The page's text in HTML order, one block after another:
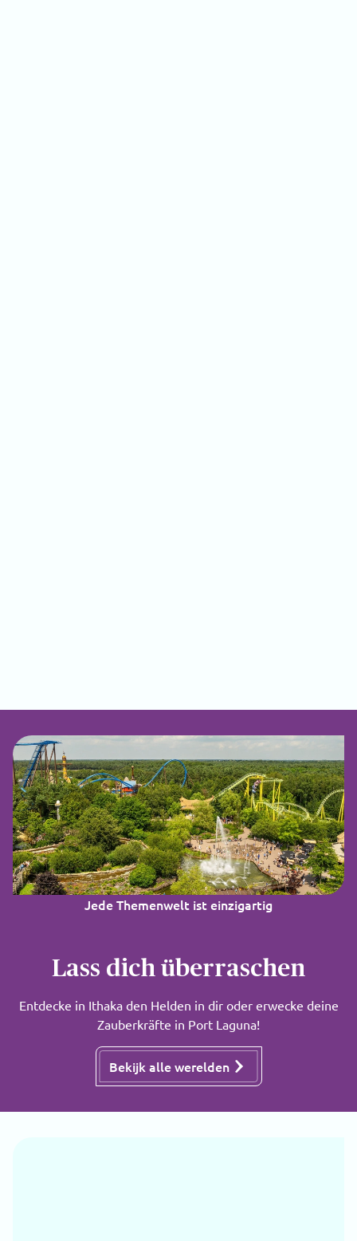
Jede Themenwelt ist einzigartig
Lass dich überraschen
Entdecke in Ithaka den Helden in dir oder erwecke deine
Zauberkräfte in Port Laguna!
Bekijk alle werelden